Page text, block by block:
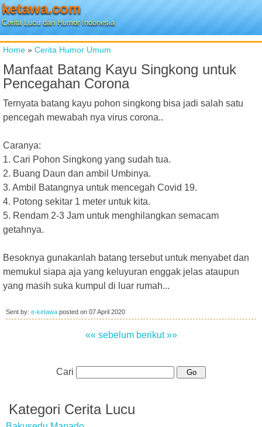
ketawa.com
Cerita Lucu dan Humor Indonesia
Home » Cerita Humor Umum
Manfaat Batang Kayu Singkong untuk
Pencegahan Corona
Ternyata batang kayu pohon singkong bisa jadi salah satu
pencegah mewabah nya virus corona..
Caranya:
1. Cari Pohon Singkong yang sudah tua.
2. Buang Daun dan ambil Umbinya.
3. Ambil Batangnya untuk mencegah Covid 19.
4. Potong sekitar 1 meter untuk kita.
5. Rendam 2-3 Jam untuk menghilangkan semacam
getahnya.
Besoknya gunakanlah batang tersebut untuk menyabet dan
memukul siapa aja yang keluyuran enggak jelas ataupun
yang masih suka kumpul di luar rumah...
Sent by: e-ketawa posted on 07 April 2020
«« sebelum berikut »»
Cari
Kategori Cerita Lucu